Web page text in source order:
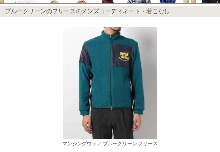
ブルーグリーンのフリースのメンズコーディネート・着こなし
マンシングウェア ブルーグリーン フリース